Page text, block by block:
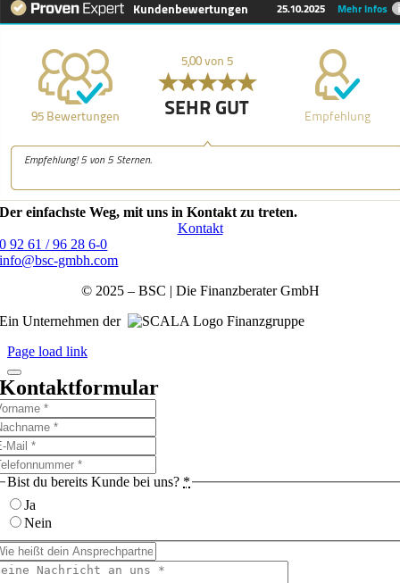
Der einfachste Weg, mit uns in Kontakt zu treten.
Kontakt
0 92 61 / 96 28 6-0
info@bsc-gmbh.com
© 2025 – BSC | Die Finanzberater GmbH
Ein Unternehmen der
Finanzgruppe
Page load link
Kontaktformular
Bist du bereits Kunde bei uns? *
Ja
Nein